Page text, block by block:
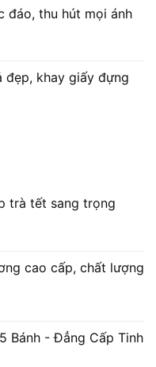
đáo, thu hút mọi ánh
đẹp, khay giấy đựng
trà tết sang trọng
cao cấp, chất lượng
Bánh - Đẳng Cấp Tinh